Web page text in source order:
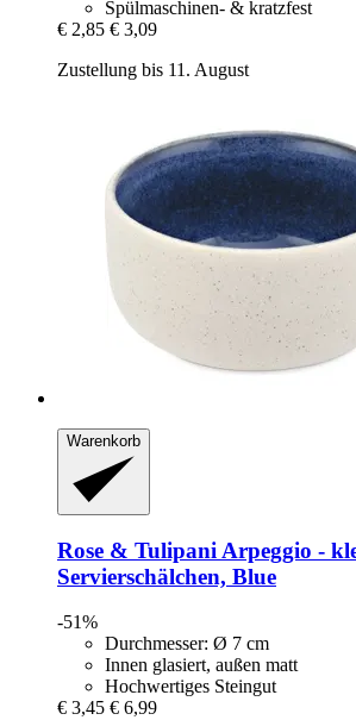
Spülmaschinen- & kratzfest
€ 2,85 € 3,09
Zustellung bis 11. August
Warenkorb
Rose & Tulipani Arpeggio -​
Servierschälchen, Blue
-51%
Durchmesser: Ø 7 cm
Innen glasiert, außen matt
Hochwertiges Steingut
€ 3,45 € 6,99